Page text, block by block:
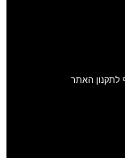
לתקנון האתר